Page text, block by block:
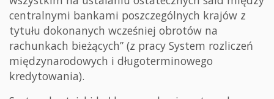
centralnymi bankami poszczególnych krajów z
tytułu dokonanych wcześniej obrotów na
rachunkach bieżących” (z pracy System rozliczeń
międzynarodowych i długoterminowego
kredytowania).